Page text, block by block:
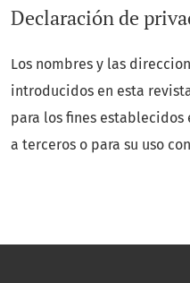
Declaración de
Los nombres y las
introducidos en esta
para los fines
a terceros o para su uso